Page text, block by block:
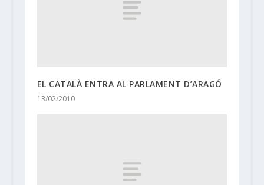
EL CATALÀ ENTRA AL PARLAMENT D’ARAGÓ
13/02/2010